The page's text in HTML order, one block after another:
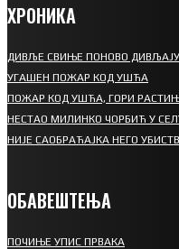
ХРОНИКА
ДИВЉЕ СВИЊЕ ПОНОВО
УГАШЕН ПОЖАР КОД УШЋА
ПОЖАР КОД УШЋА, ГОРИ
НЕСТАО МИЛИНКО ЧОРБИЋ У
НИЈЕ САОБРАЋАЈКА НЕГО
ОБАВЕШТЕЊА
ПОЧИЊЕ УПИС ПРВАКА